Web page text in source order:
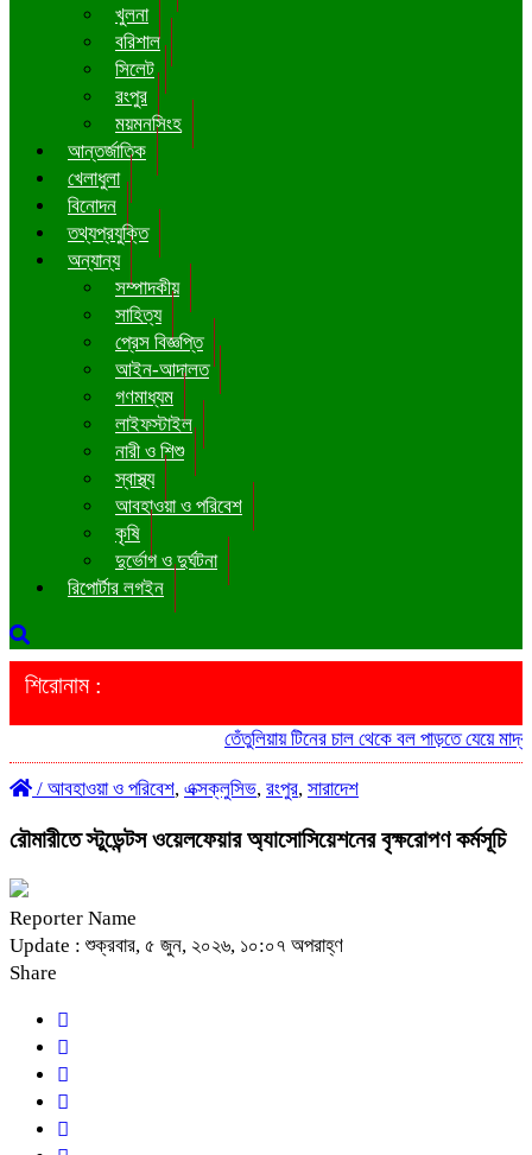
খুলনা
বরিশাল
সিলেট
রংপুর
ময়মনসিংহ
আন্তর্জাতিক
খেলাধুলা
বিনোদন
তথ্যপ্রযুক্তি
অন্যান্য
সম্পাদকীয়
সাহিত্য
প্রেস বিজ্ঞপ্তি
আইন-আদালত
গণমাধ্যম
লাইফস্টাইল
নারী ও শিশু
স্বাস্থ্য
আবহাওয়া ও পরিবেশ
কৃষি
দুর্ভোগ ও দুর্ঘটনা
রিপোর্টার লগইন
শিরোনাম :
তেঁতুলিয়ায় টিনের চাল থেকে বল পাড়তে যেয়ে
/ আবহাওয়া ও পরিবেশ, এক্সক্লুসিভ, রংপুর, সারাদেশ
রৌমারীতে স্টুডেন্টস ওয়েলফেয়ার অ্যাসোসিয়েশনের বৃক্ষরোপণ কর্মসূচি
Reporter Name
Update : শুক্রবার, ৫ জুন, ২০২৬, ১০:০৭ অপরাহ্ণ
Share